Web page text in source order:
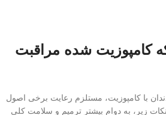
کامپوزیت شده مراقبت
با کامپوزیت، مستلزم رعایت برخی اصول
زیر، به دوام بیشتر ترمیم و سلامت کلی